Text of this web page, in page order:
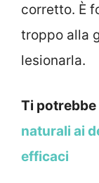
corretto. È
troppo alla
lesionarla.
Ti
naturali ai
efficaci